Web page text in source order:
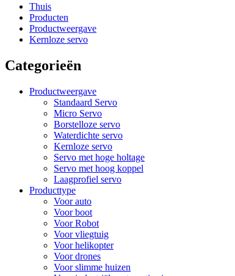
Thuis
Producten
Productweergave
Kernloze servo
Categorieën
Productweergave
Standaard Servo
Micro Servo
Borstelloze servo
Waterdichte servo
Kernloze servo
Servo met hoge holtage
Servo met hoog koppel
Laagprofiel servo
Producttype
Voor auto
Voor boot
Voor Robot
Voor vliegtuig
Voor helikopter
Voor drones
Voor slimme huizen